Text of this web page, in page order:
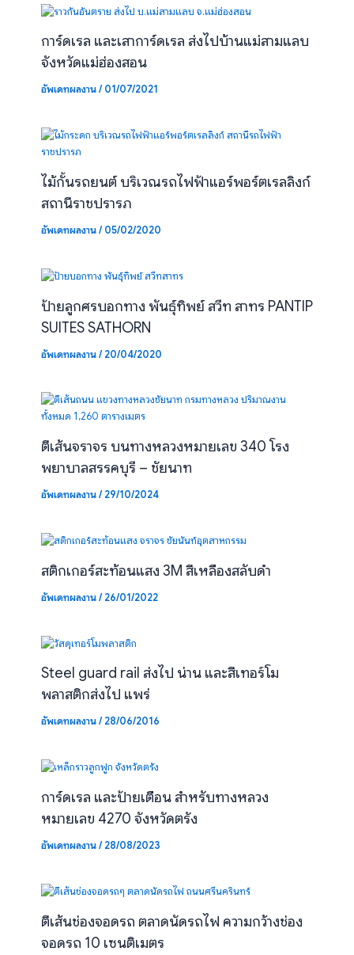
การ์ดเรล และเสาการ์ดเรล ส่งไปบ้านแม่สามแลบ
จังหวัดแม่ฮ่องสอน
อัพเดทผลงาน/01/07/2021
ไม้กั้นรถยนต์ บริเวณรถไฟฟ้าแอร์พอร์ตเรลลิงก์
สถานีราชปรารภ
อัพเดทผลงาน/05/02/2020
ป้ายลูกศรบอกทาง พันธุ์ทิพย์ สวีท สาทร PANTIP
SUITES SATHORN
อัพเดทผลงาน/20/04/2020
ตีเส้นจราจร บนทางหลวงหมายเลข 340 โรง
พยาบาลสรรคบุรี – ชัยนาท
อัพเดทผลงาน/29/10/2024
สติกเกอร์สะท้อนแสง 3M สีเหลืองสลับดำ
อัพเดทผลงาน/26/01/2022
Steel guard rail ส่งไป น่าน และสีเทอร์โม
พลาสติกส่งไป แพร่
อัพเดทผลงาน/28/06/2016
การ์ดเรล และป้ายเตือน สำหรับทางหลวง
หมายเลข 4270 จังหวัดตรัง
อัพเดทผลงาน/28/08/2023
ตีเส้นช่องจอดรถ ตลาดนัดรถไฟ ความกว้างช่อง
จอดรถ 10 เซนติเมตร